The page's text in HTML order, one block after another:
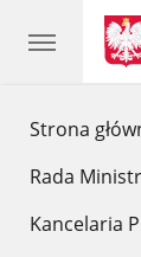
Strona
Rada
Kancelaria